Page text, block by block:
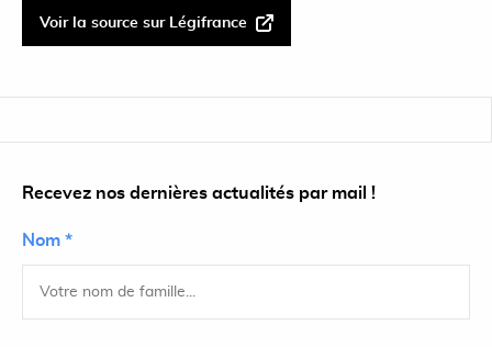
Voir la source sur Légifrance
Recevez nos dernières actualités par mail !
Nom *